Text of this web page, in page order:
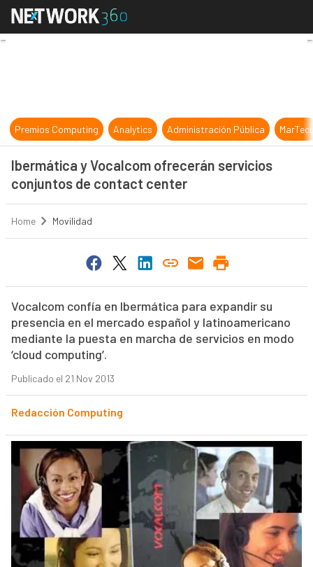
Ibermática y Vocalcom ofrecerán
Premios Computing Analytics Administración Pública
Ibermática y Vocalcom ofrecerán servicios
conjuntos de contact center
Home Movilidad
Vocalcom confía en Ibermática para expandir su
presencia en el mercado español y latinoamericano
mediante la puesta en marcha de servicios en modo
‘cloud computing’.
Publicado el 21 Nov 2013
Redacción Computing